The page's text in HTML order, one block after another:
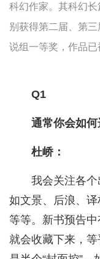
科幻作家。其科幻
别获得第二届、第
说组一等奖，作品
Q1
通常你会如何
杜峤：
我会关注各
如文景、后浪、
等等。新书预告
就会收藏下来，